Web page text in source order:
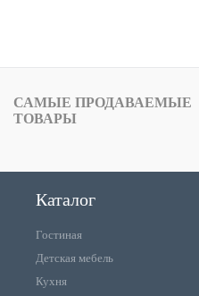
САМЫЕ ПРОДАВАЕМЫЕ
ТОВАРЫ
Каталог
Гостиная
Детская мебель
Кухня